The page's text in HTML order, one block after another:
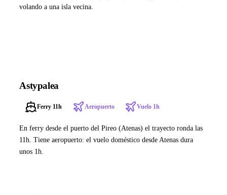
volando a una isla vecina.
Astypalea
Ferry 11h Aeropuerto Vuelo 1h
En ferry desde el puerto del Pireo (Atenas) el trayecto ronda las
11h. Tiene aeropuerto: el vuelo doméstico desde Atenas dura
unos 1h.